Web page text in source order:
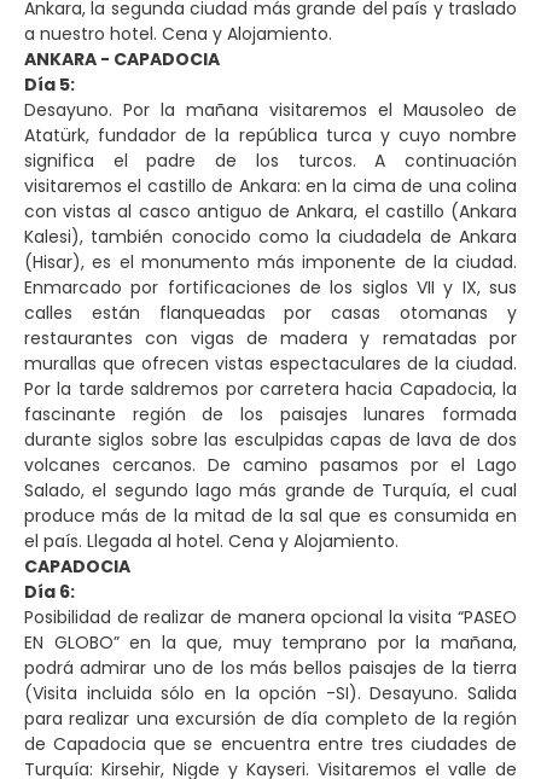
Ankara, la segunda ciudad más grande del país y traslado
a nuestro hotel. Cena y Alojamiento.
ANKARA - CAPADOCIA
Día 5:
Desayuno. Por la mañana visitaremos el Mausoleo de
Atatürk, fundador de la república turca y cuyo nombre
significa el padre de los turcos. A continuación
visitaremos el castillo de Ankara: en la cima de una colina
con vistas al casco antiguo de Ankara, el castillo (Ankara
Kalesi), también conocido como la ciudadela de Ankara
(Hisar), es el monumento más imponente de la ciudad.
Enmarcado por fortificaciones de los siglos VII y IX, sus
calles están flanqueadas por casas otomanas y
restaurantes con vigas de madera y rematadas por
murallas que ofrecen vistas espectaculares de la ciudad.
Por la tarde saldremos por carretera hacia Capadocia, la
fascinante región de los paisajes lunares formada
durante siglos sobre las esculpidas capas de lava de dos
volcanes cercanos. De camino pasamos por el Lago
Salado, el segundo lago más grande de Turquía, el cual
produce más de la mitad de la sal que es consumida en
el país. Llegada al hotel. Cena y Alojamiento.
CAPADOCIA
Día 6:
Posibilidad de realizar de manera opcional la visita “PASEO
EN GLOBO” en la que, muy temprano por la mañana,
podrá admirar uno de los más bellos paisajes de la tierra
(Visita incluida sólo en la opción -SI). Desayuno. Salida
para realizar una excursión de día completo de la región
de Capadocia que se encuentra entre tres ciudades de
Turquía: Kirsehir, Nigde y Kayseri. Visitaremos el valle de